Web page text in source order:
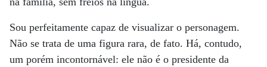
Sou perfeitamente capaz de visualizar o personagem.
Não se trata de uma figura rara, de fato. Há, contudo,
um porém incontornável: ele não é o presidente da